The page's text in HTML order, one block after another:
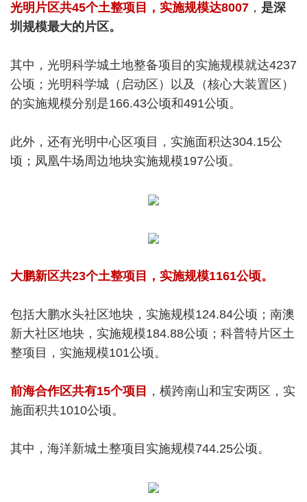
光明片区共45个土整项目，实施规模达8007 ， 是深
圳规模最大的片区。
其中，光明科学城土地整备项目的实施规模就达4237
公顷；光明科学城（启动区）以及（核心大装置区）
的实施规模分别是166.43公顷和491公顷。
此外，还有光明中心区项目，实施面积达304.15公
顷；凤凰牛场周边地块实施规模197公顷。
大鹏新区共23个土整项目，实施规模1161公顷。
包括大鹏水头社区地块，实施规模124.84公顷；南澳
新大社区地块，实施规模184.88公顷；科普特片区土
整项目，实施规模101公顷。
前海合作区共有15个项目
，横跨南山和宝安两区，实
施面积共1010公顷。
其中，海洋新城土整项目实施规模744.25公顷。